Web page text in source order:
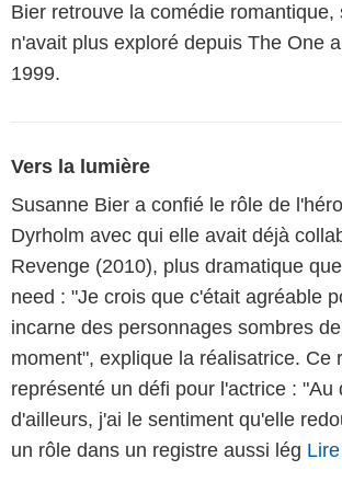
Bier retrouve la comédie romantique,
n'avait plus exploré depuis The One
1999.
Vers la lumière
Susanne Bier a confié le rôle de
Dyrholm avec qui elle avait déjà
Revenge (2010), plus dramatique
need : "Je crois que c'était agréable
incarne des personnages sombres
moment", explique la réalisatrice. Ce
représenté un défi pour l'actrice : "Au
d'ailleurs, j'ai le sentiment qu'elle
un rôle dans un registre aussi lég